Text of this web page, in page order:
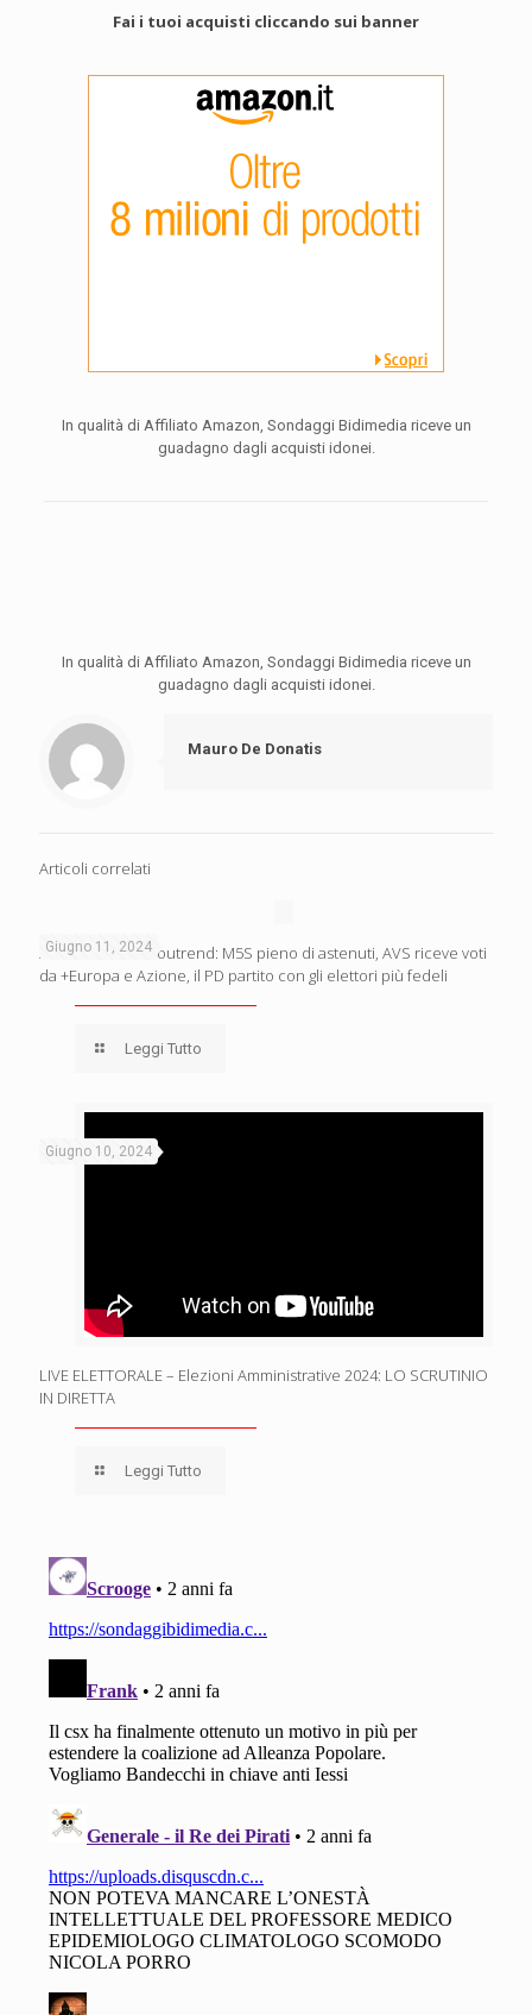
Fai i tuoi acquisti cliccando sui banner
In qualità di Affiliato Amazon, Sondaggi Bidimedia riceve un
guadagno dagli acquisti idonei.
In qualità di Affiliato Amazon, Sondaggi Bidimedia riceve un
guadagno dagli acquisti idonei.
Mauro De Donatis
Articoli correlati
Giugno 11, 2024
Analisi del voto Youtrend: M5S pieno di astenuti, AVS riceve voti
da +Europa e Azione, il PD partito con gli elettori più fedeli
Leggi Tutto
Giugno 10, 2024
LIVE ELETTORALE – Elezioni Amministrative 2024: LO SCRUTINIO
IN DIRETTA
Leggi Tutto